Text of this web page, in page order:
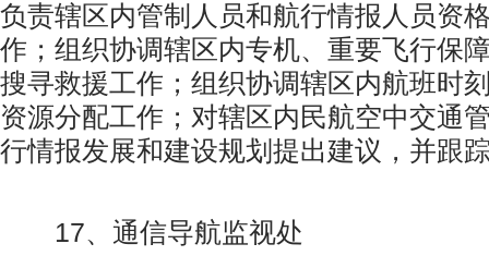
负责辖区内管制人员和航行情报人员资
作；组织协调辖区内专机、重要飞行保
搜寻救援工作；组织协调辖区内航班时
资源分配工作；对辖区内民航空中交通
行情报发展和建设规划提出建议，并跟
17、通信导航监视处